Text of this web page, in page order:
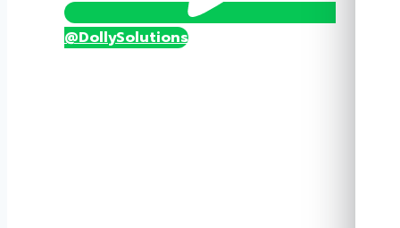
@DollySolutions